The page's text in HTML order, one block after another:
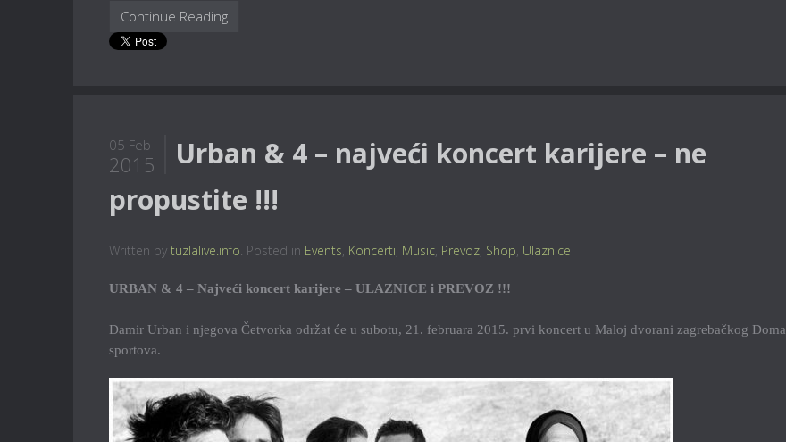
Continue Reading
05 Feb
2015
Urban & 4 – najveći koncert karijere – ne
propustite !!!
Written by tuzlalive.info. Posted in Events, Koncerti, Music, Prevoz, Shop, Ulaznice
URBAN & 4 – Najveći koncert karijere – ULAZNICE i PREVOZ !!!
Damir Urban i njegova Četvorka održat će u subotu, 21. februara 2015. prvi koncert u Maloj dvorani zagrebačkog Doma
sportova.